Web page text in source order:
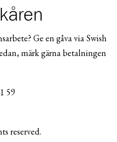
Ge en gåva via Swish
märk gärna betalningen
59
reserved.